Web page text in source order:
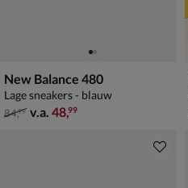
New Balance 480
Lage sneakers - blauw
van € 84,99 vanaf € 48,99
84,99 v.a. 48,99